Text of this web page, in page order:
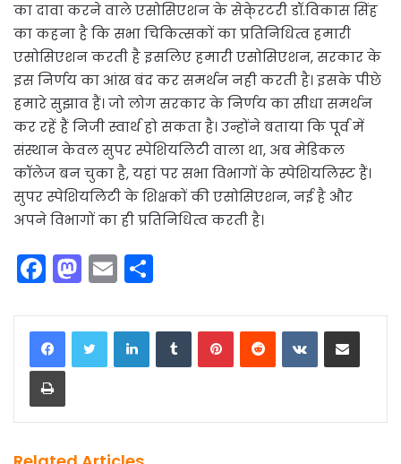
का दावा करने वाले एसोसिएशन के सेके्रटरी डॉ.विकास सिंह
का कहना है कि सभा चिकित्सकों का प्रतिनिधित्व हमारी
एसोसिएशन करती है इसलिए हमारी एसोसिएशन, सरकार के
इस निर्णय का आंख बंद कर समर्थन नही करती है। इसके पीछे
हमारे सुझाव हैं। जो लोग सरकार के निर्णय का सीधा समर्थन
कर रहें हैं निजी स्वार्थ हो सकता है। उन्होंने बताया कि पूर्व में
संस्थान केवल सुपर स्पेशियलिटी वाला था, अब मेडिकल
कॉलेज बन चुका है, यहां पर सभा विभागों के स्पेशियलिस्ट हैं।
सुपर स्पेशियलिटी के शिक्षकों की एसोसिएशन, नई है और
अपने विभागों का ही प्रतिनिधित्व करती है।
F
c
e
b
o
M
st
o
o
E
ai ar
e
LinkedInTumblrPinterestReddit VKontakteShare via Email
Print